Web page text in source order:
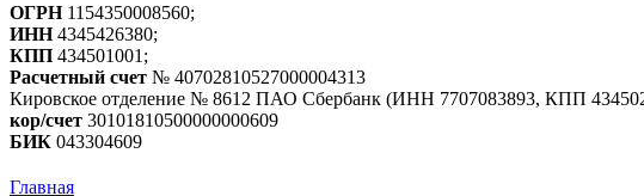
ОГРН1154350008560;
ИНН4345426380;
КПП 434501001;
Расчетный счет № 40702810527000004313
Кировское отделение № 8612 ПАО Сбербанк (ИНН 7707083893, КПП
кор/счет 30101810500000000609
БИК 043304609
Главная